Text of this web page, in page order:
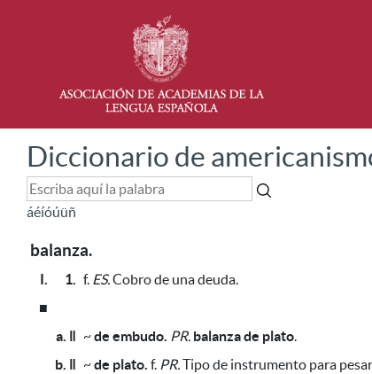
Diccionario de
áéíóúüñ
balanza.
I. 1. f. ES.Cobro de una deuda.
■
a. ǁ ~de embudo. PR. balanza de plato.
b. ǁ ~de plato. f. PR.Tipo de instrumento para